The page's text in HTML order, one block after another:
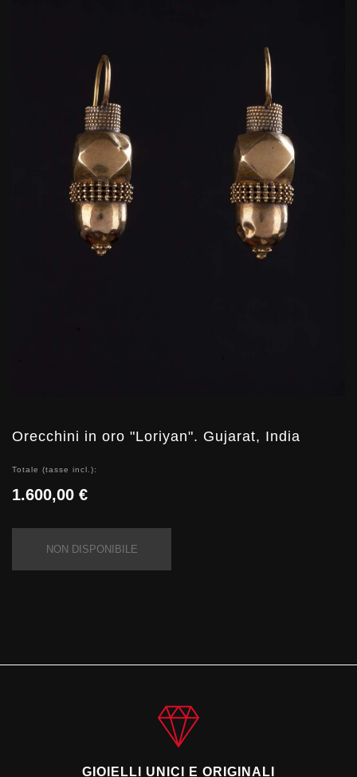
Orecchini in oro "Loriyan". Gujarat, India
Totale (tasse incl.):
1.600,00 €
NON DISPONIBILE
GIOIELLI UNICI E ORIGINALI